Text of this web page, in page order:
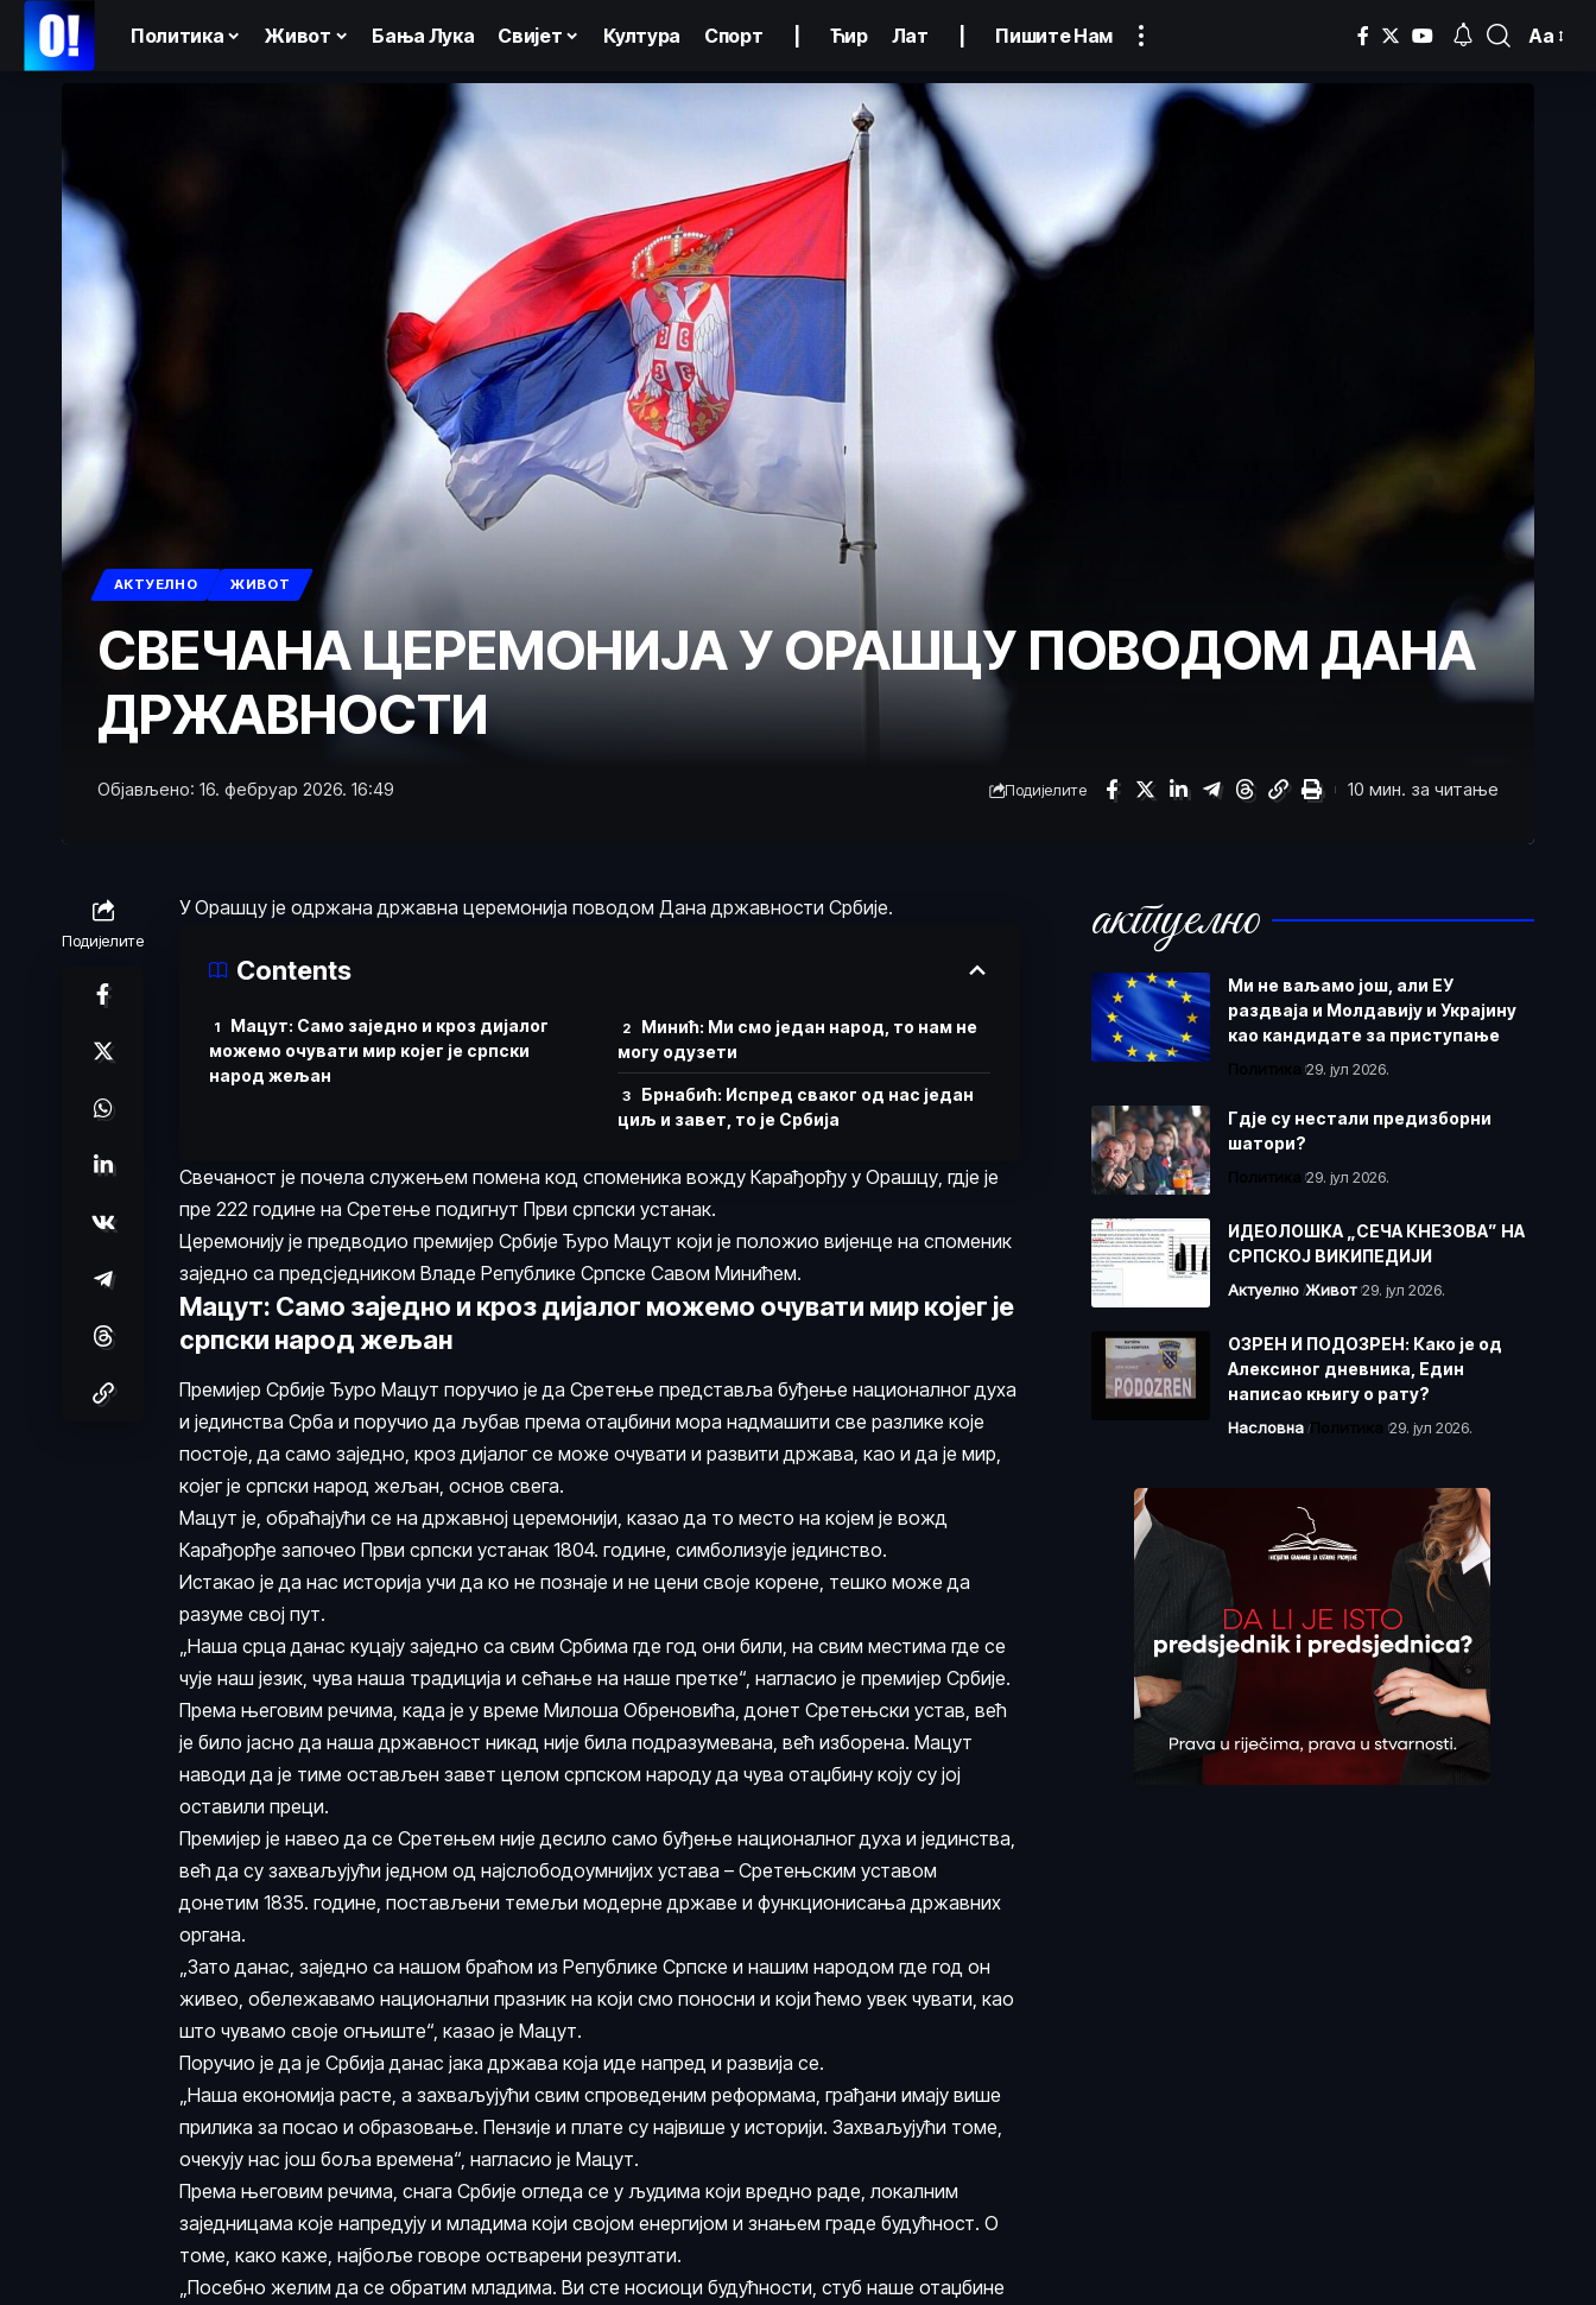
Политика Живот Бања Лука Свијет Култура Спорт Ћир Лат Пишите Нам Аа
АКТУЕЛНО ЖИВОТ
СВЕЧАНА ЦЕРЕМОНИЈА У ОРАШЦУ ПОВОДОМ ДАНА
ДРЖАВНОСТИ
Објављено: 16. фебруар 2026. 16:49 Подијелите 10 мин. за читање
Подијелите
У Орашцу је одржана државна церемонија поводом Дана државности Србије.
Contents
Мацут: Само заједно и кроз дијалог
можемо очувати мир којег је српски
народ жељан
Минић: Ми смо један народ, то нам не
могу одузети
Брнабић: Испред сваког од нас један
циљ и завет, то је Србија
Свечаност је почела служењем помена код споменика вожду Карађорђу у Орашцу, гдје је
пре 222 године на Сретење подигнут Први српски устанак.
Церемонију је предводио премијер Србије Ђуро Мацут који је положио вијенце на споменик
заједно са предсједником Владе Републике Српске Савом Минићем.
Мацут: Само заједно и кроз дијалог можемо очувати мир којег је
српски народ жељан
Премијер Србије Ђуро Мацут поручио је да Сретење представља буђење националног духа
и јединства Срба и поручио да љубав према отаџбини мора надмашити све разлике које
постоје, да само заједно, кроз дијалог се може очувати и развити држава, као и да је мир,
којег је српски народ жељан, основ свега.
Мацут је, обраћајући се на државној церемонији, казао да то место на којем је вожд
Карађорђе започео Први српски устанак 1804. године, симболизује јединство.
Истакао је да нас историја учи да ко не познаје и не цени своје корене, тешко може да
разуме свој пут.
„Наша срца данас куцају заједно са свим Србима где год они били, на свим местима где се
чује наш језик, чува наша традиција и сећање на наше претке“, нагласио је премијер Србије.
Према његовим речима, када је у време Милоша Обреновића, донет Сретењски устав, већ
је било јасно да наша државност никад није била подразумевана, већ изборена. Мацут
наводи да је тиме остављен завет целом српском народу да чува отаџбину коју су јој
оставили преци.
Премијер је навео да се Сретењем није десило само буђење националног духа и јединства,
већ да су захваљујући једном од најслободоумнијих устава – Сретењским уставом
донетим 1835. године, постављени темељи модерне државе и функционисања државних
органа.
„Зато данас, заједно са нашом браћом из Републике Српске и нашим народом где год он
живео, обележавамо национални празник на који смо поносни и који ћемо увек чувати, као
што чувамо своје огњиште“, казао је Мацут.
Поручио је да је Србија данас јака држава која иде напред и развија се.
„Наша економија расте, а захваљујући свим спроведеним реформама, грађани имају више
прилика за посао и образовање. Пензије и плате су највише у историји. Захваљујући томе,
очекују нас још боља времена“, нагласио је Мацут.
Према његовим речима, снага Србије огледа се у људима који вредно раде, локалним
заједницама које напредују и младима који својом енергијом и знањем граде будућност. О
томе, како каже, најбоље говоре остварени резултати.
„Посебно желим да се обратим младима. Ви сте носиоци будућности, стуб наше отаџбине
актуелно
Ми не ваљамо још, али ЕУ
раздваја и Молдавију и Украјину
као кандидате за приступање
Политика 29. јул 2026.
Гдје су нестали предизборни
шатори?
Политика 29. јул 2026.
ИДЕОЛОШКА „СЕЧА КНЕЗОВА” НА
СРПСКОЈ ВИКИПЕДИЈИ
Актуелно Живот 29. јул 2026.
ОЗРЕН И ПОДОЗРЕН: Како је од
Алексиног дневника, Един
написао књигу о рату?
Насловна Политика 29. јул 2026.